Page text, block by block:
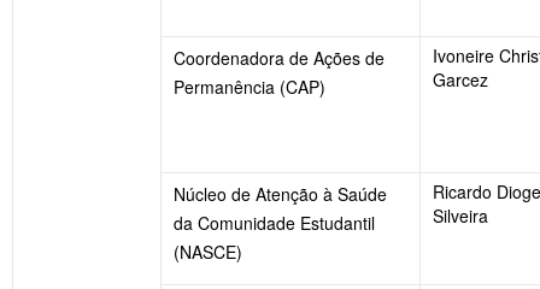
Coordenadora de Ações de
Permanência (CAP)
Ivoneire
Garcez
Núcleo de Atenção à Saúde
da Comunidade Estudantil
(NASCE)
Ricardo
Silveira